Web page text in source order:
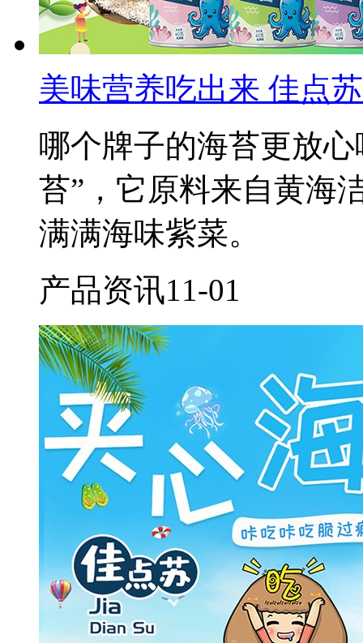
美味营养吃出来 佳点
哪个牌子的海苔更放
苔”，它原料来自黄海
满满海味紫菜。
产品资讯11-01